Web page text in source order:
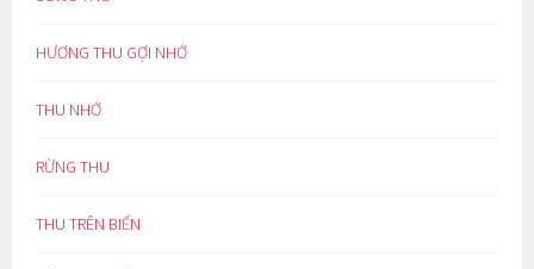
HƯƠNG THU GỢI NHỚ
THU NHỚ
RỪNG THU
THU TRÊN BIỂN